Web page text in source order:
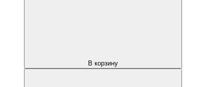
В корзину